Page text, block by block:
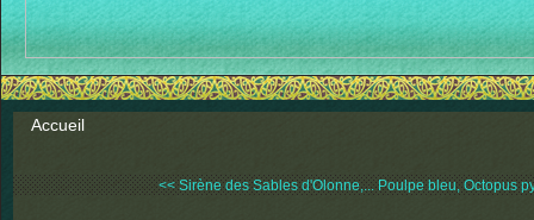
Accueil
<< Sirène des Sables d'Olonne,... Poulpe bleu, Octopus